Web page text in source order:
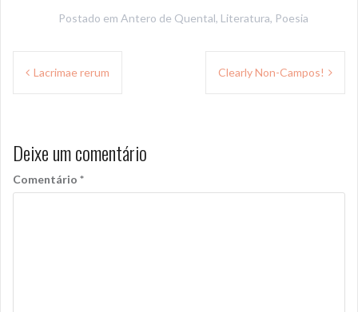
Postado em Antero de Quental, Literatura, Poesia
Navegação
Lacrimae rerum Clearly Non-Campos!
Deixe um comentário
Comentário *